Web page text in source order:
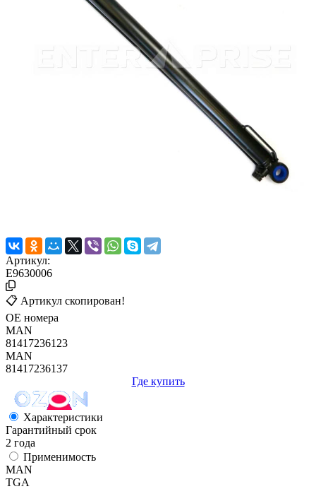
Артикул:
E9630006
📋 Артикул скопирован!
ОЕ номера
MAN
81417236123
MAN
81417236137
Где купить
Характеристики
Гарантийный срок
2 года
Применимость
MAN
TGA